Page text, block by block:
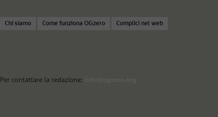
Chi siamo Come funziona OGzero Complici nel web
Per contattare la redazione: